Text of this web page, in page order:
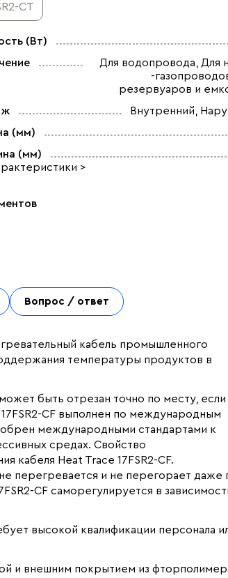
CT
(Вт)
Для водопровода, Для
-
резервуаров и
Внутренний,
(мм)
(мм)
>
Вопрос / ответ
кабель промышленного
температуры продуктов в
быть отрезан точно по месту, если
CF выполнен по международным
международными стандартами к
средах. Свойство
кабеля Heat Trace 17FSR2-CF.
перегревается и не перегорает даже
CF саморегулируется в
высокой квалификации персонала
и внешним покрытием из